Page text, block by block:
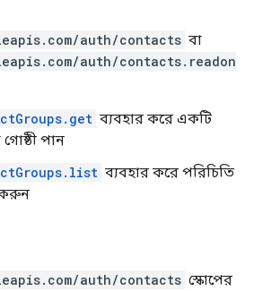
auth/contacts বা
auth/contacts.readon
ব্যবহার করে একটি
গোষ্ঠী পান
ব্যবহার করে পরিচিতি
করুন
auth/contacts স্কোপের